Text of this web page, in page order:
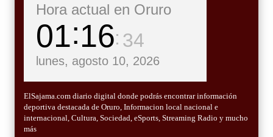
Hora actual en Oruro
01 16 36
lunes, agosto 10, 2026
ElSajama.com diario digital donde podrás encontrar información
deportiva destacada de Oruro, Informacion local nacional e
internacional, Cultura, Sociedad, eSports, Streaming Radio y mucho
más